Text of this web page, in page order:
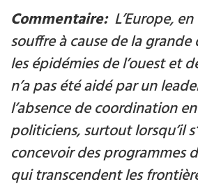
Commentaire:L’Europe,
souffre à cause de la
les épidémies de l’ouest et
n’a pas été aidé par un
l’absence de coordination
politiciens, surtout lorsqu’il
concevoir des programmes
qui transcendent les